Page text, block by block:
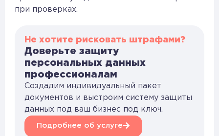
при проверках.
Не хотите рисковать штрафами?
Доверьте защиту
персональных данных
профессионалам
Создадим индивидуальный пакет
документов и выстроим систему защиты
данных под ваш бизнес под ключ.
Подробнее об услуге